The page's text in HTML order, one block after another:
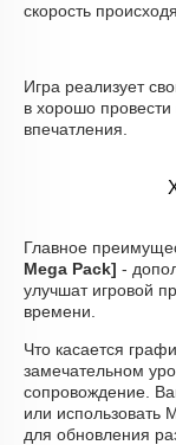
скорость
Игра реализует
в хорошо
впечатления.
Главное
Mega Pack] -
улучшат игровой
времени.
Что касается
замечательном
сопровождение.
или использовать
для обновления